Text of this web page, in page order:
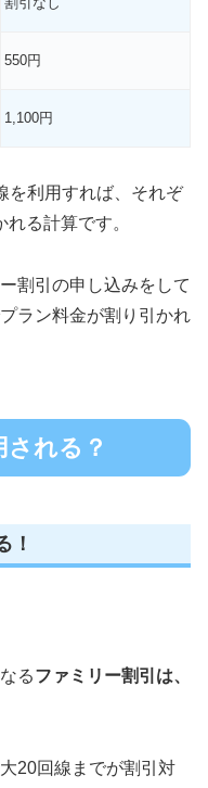
550円
1,100円
を利用すれば、それぞ
る計算です。
割引の申し込みをして
ラン料金が割り引かれ
れる？
！
るファミリー割引は、
20回線までが割引対